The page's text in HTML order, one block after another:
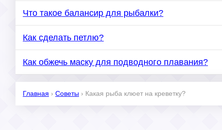
Что такое балансир для рыбалки?
Как сделать петлю?
Как обжечь маску для подводного плавания?
Главная › Советы › Какая рыба клюет на креветку?